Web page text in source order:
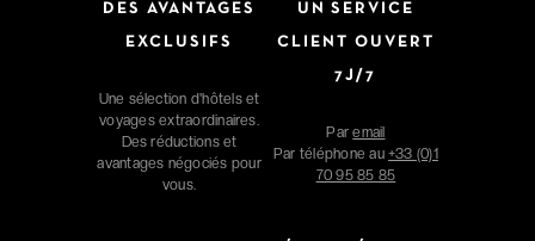
DES AVANTAGES
EXCLUSIFS
Une sélection d'hôtels et
voyages extraordinaires.
Des réductions et
avantages négociés pour
vous.
UN SERVICE
CLIENT OUVERT
7J/7
Paremail
Par téléphone au +33 (0)1
70 95 85 85